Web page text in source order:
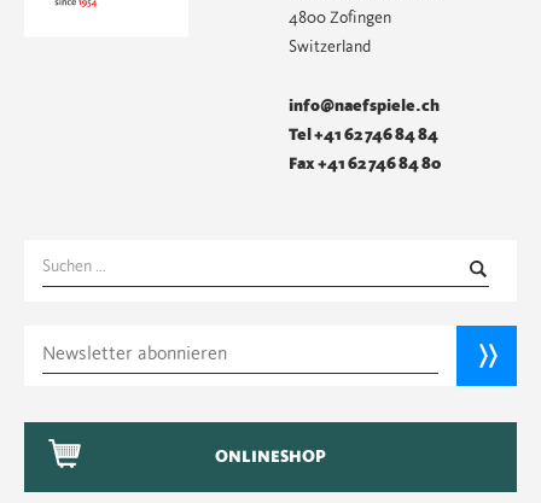
4800 Zofingen
Switzerland
info@naefspiele.ch
Tel +41 62 746 84 84
Fax +41 62 746 84 80
Suchen
nach:
ONLINESHOP